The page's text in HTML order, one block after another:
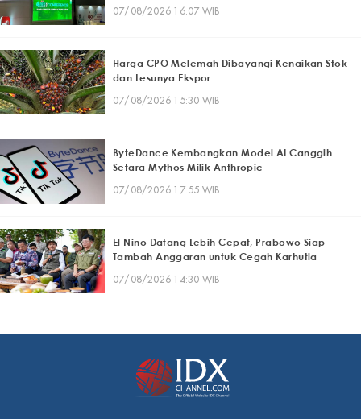
07/08/2026 16:07 WIB
Harga CPO Melemah Dibayangi Kenaikan Stok
dan Lesunya Ekspor
07/08/2026 15:30 WIB
ByteDance Kembangkan Model AI Canggih
Setara Mythos Milik Anthropic
07/08/2026 17:55 WIB
El Nino Datang Lebih Cepat, Prabowo Siap
Tambah Anggaran untuk Cegah Karhutla
07/08/2026 14:30 WIB